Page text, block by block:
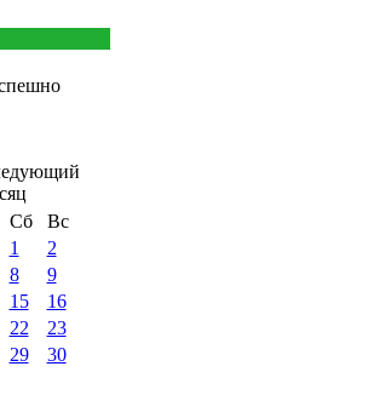
Сб
Вс
1
2
8
9
15
16
22
23
29
30